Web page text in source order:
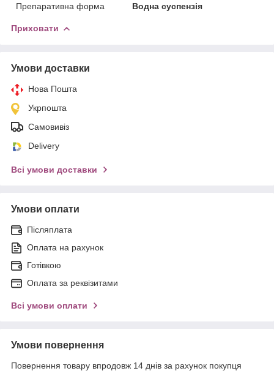
Препаративна форма
Водна суспензія
Приховати
Умови доставки
Нова Пошта
Укрпошта
Самовивіз
Delivery
Всі умови доставки
Умови оплати
Післяплата
Оплата на рахунок
Готівкою
Оплата за реквізитами
Всі умови оплати
Умови повернення
Повернення товару впродовж 14 днів за рахунок покупця